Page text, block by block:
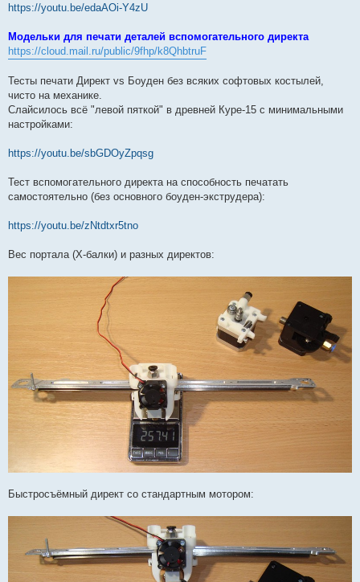
https://youtu.be/edaAOi-Y4zU
Модельки для печати деталей вспомогательного директа
https://cloud.mail.ru/public/9fhp/k8QhbtruF
Тесты печати Директ vs Боуден без всяких софтовых костылей,
чисто на механике.
Слайсилось всё "левой пяткой" в древней Куре-15 с минимальными
настройками:
https://youtu.be/sbGDOyZpqsg
Тест вспомогательного директа на способность печатать
самостоятельно (без основного боуден-экструдера):
https://youtu.be/zNtdtxr5tno
Вес портала (Х-балки) и разных директов:
Быстросъёмный директ со стандартным мотором: